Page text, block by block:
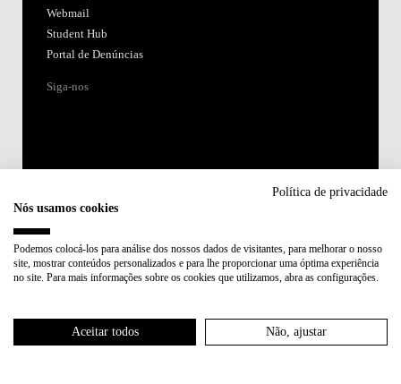
Webmail
Student Hub
Portal de Denúncias
Siga-nos
Membro de:
Política de privacidade
Nós usamos cookies
Podemos colocá-los para análise dos nossos dados de visitantes, para melhorar o nosso
site, mostrar conteúdos personalizados e para lhe proporcionar uma óptima experiência
no site. Para mais informações sobre os cookies que utilizamos, abra as configurações.
Aceitar todos Não, ajustar